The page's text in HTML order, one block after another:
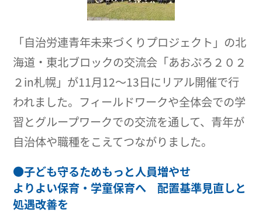
「自治労連青年未来づくりプロジェクト」の北
海道・東北ブロックの交流会「あおぷろ２０２
２in札幌」が11月12～13日にリアル開催で行
われました。フィールドワークや全体会での学
習とグループワークでの交流を通して、青年が
自治体や職種をこえてつながりました。
●子ども守るためもっと人員増やせ
よりよい保育・学童保育へ 配置基準見直しと
処遇改善を